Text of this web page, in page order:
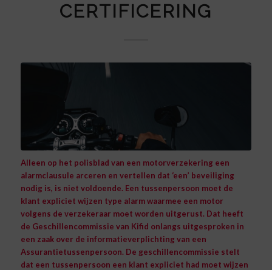
CERTIFICERING
Alleen op het polisblad van een motorverzekering een
alarmclausule arceren en vertellen dat ‘een’ beveiliging
nodig is, is niet voldoende. Een tussenpersoon moet de
klant expliciet wijzen type alarm waarmee een motor
volgens de verzekeraar moet worden uitgerust. Dat heeft
de Geschillencommissie van Kifid onlangs uitgesproken in
een zaak over de informatieverplichting van een
Assurantietussenpersoon. De geschillencommissie stelt
dat een tussenpersoon een klant expliciet had moet wijzen